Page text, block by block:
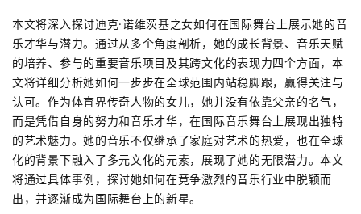
本文将深入探讨迪克·诺维茨基之女如何在国际舞台上展示她的音
乐才华与潜力。通过从多个角度剖析，她的成长背景、音乐天赋
的培养、参与的重要音乐项目及其跨文化的表现力四个方面，本
文将详细分析她如何一步步在全球范围内站稳脚跟，赢得关注与
认可。作为体育界传奇人物的女儿，她并没有依靠父亲的名气，
而是凭借自身的努力和音乐才华，在国际音乐舞台上展现出独特
的艺术魅力。她的音乐不仅继承了家庭对艺术的热爱，也在全球
化的背景下融入了多元文化的元素，展现了她的无限潜力。本文
将通过具体事例，探讨她如何在竞争激烈的音乐行业中脱颖而
出，并逐渐成为国际舞台上的新星。